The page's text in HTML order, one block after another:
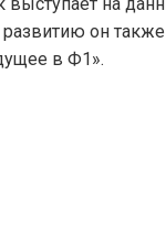
выступает на
он
в Ф1».